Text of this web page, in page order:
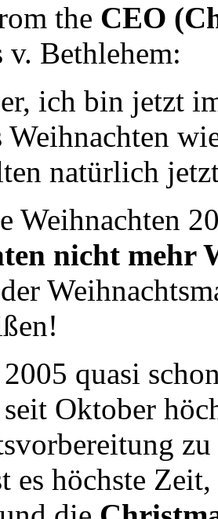
the CEO
v. Bethlehem:
ich bin jetzt
natürlich
Weihnachten
nicht mehr
quasi
seit Oktober
es höchste